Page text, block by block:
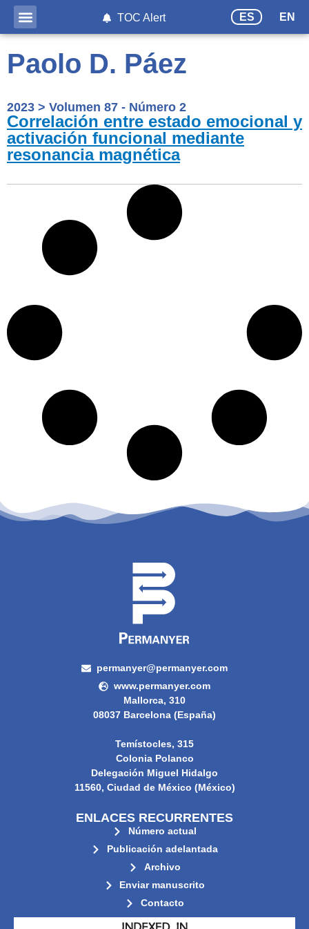
ES EN
TOC Alert
Paolo D. Páez
2023 > Volumen 87 - Número 2
Correlación entre estado emocional y
activación funcional mediante
resonancia magnética
permanyer@permanyer.com
www.permanyer.com
Mallorca, 310
08037 Barcelona (España)
Temístocles, 315
Colonia Polanco
Delegación Miguel Hidalgo
11560, Ciudad de México (México)
ENLACES RECURRENTES
Número actual
Publicación adelantada
Archivo
Enviar manuscrito
Contacto